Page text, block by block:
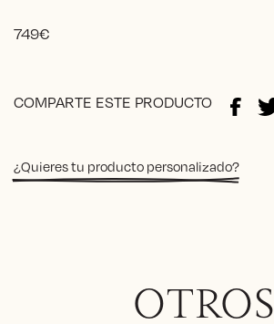
749€
COMPARTE ESTE PRODUCTO
¿Quieres tu producto personalizado?
OTROS